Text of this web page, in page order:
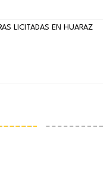
LICITADAS EN HUARAZ